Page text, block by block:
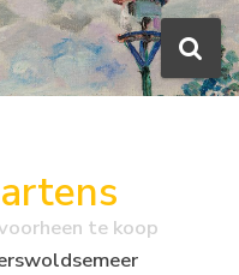
te koop